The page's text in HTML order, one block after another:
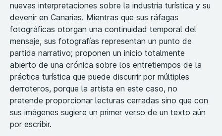
nuevas interpretaciones sobre la industria turística y su
devenir en Canarias. Mientras que sus ráfagas
fotográficas otorgan una continuidad temporal del
mensaje, sus fotografías representan un punto de
partida narrativo; proponen un inicio totalmente
abierto de una crónica sobre los entretiempos de la
práctica turística que puede discurrir por múltiples
derroteros, porque la artista en este caso, no
pretende proporcionar lecturas cerradas sino que con
sus imágenes sugiere un primer verso de un texto aún
por escribir.